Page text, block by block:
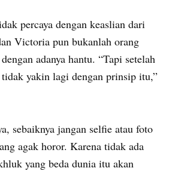
percaya dengan keaslian dari
Victoria pun bukanlah orang
adanya hantu. “Tapi setelah
yakin lagi dengan prinsip itu,”
sebaiknya jangan selfie atau foto
agak horor. Karena tidak ada
yang beda dunia itu akan